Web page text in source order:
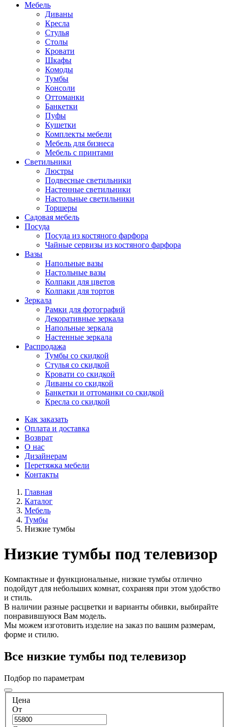
Мебель
Диваны
Кресла
Стулья
Столы
Кровати
Шкафы
Комоды
Тумбы
Консоли
Оттоманки
Банкетки
Пуфы
Кушетки
Комплекты мебели
Мебель для бизнеса
Мебель с принтами
Светильники
Люстры
Подвесные светильники
Настенные светильники
Настольные светильники
Торшеры
Садовая мебель
Посуда
Посуда из костяного фарфора
Чайные сервизы из костяного фарфора
Вазы
Напольные вазы
Настольные вазы
Колпаки для цветов
Колпаки для тортов
Зеркала
Рамки для фотографий
Декоративные зеркала
Напольные зеркала
Настенные зеркала
Распродажа
Тумбы со скидкой
Стулья со скидкой
Кровати со скидкой
Диваны со скидкой
Банкетки и оттоманки со скидкой
Кресла со скидкой
Как заказать
Оплата и доставка
Возврат
О нас
Дизайнерам
Перетяжка мебели
Контакты
Главная
Каталог
Мебель
Тумбы
Низкие тумбы
Низкие тумбы под телевизор
Компактные и функциональные, низкие тумбы отлично
подойдут для небольших комнат, сохраняя при этом удобство
и стиль.
В наличии разные расцветки и варианты обивки, выбирайте
понравившуюся Вам модель.
Мы можем изготовить изделие на заказ по вашим размерам,
форме и стилю.
Все низкие тумбы под телевизор
Подбор по параметрам
Цена
От